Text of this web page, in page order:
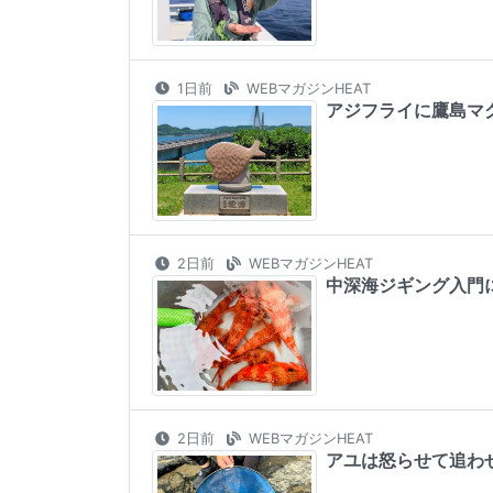
1日前 WEBマガジンHEAT
アジフライに鷹島マ
2日前 WEBマガジンHEAT
中深海ジギング入門
2日前 WEBマガジンHEAT
アユは怒らせて追わ